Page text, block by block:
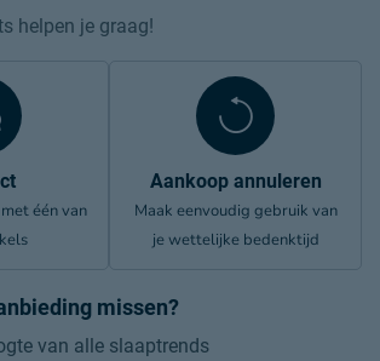
helpen je graag!
één van
Aankoop annuleren
Maak eenvoudig gebruik van
je wettelijke bedenktijd
missen?
van alle slaaptrends